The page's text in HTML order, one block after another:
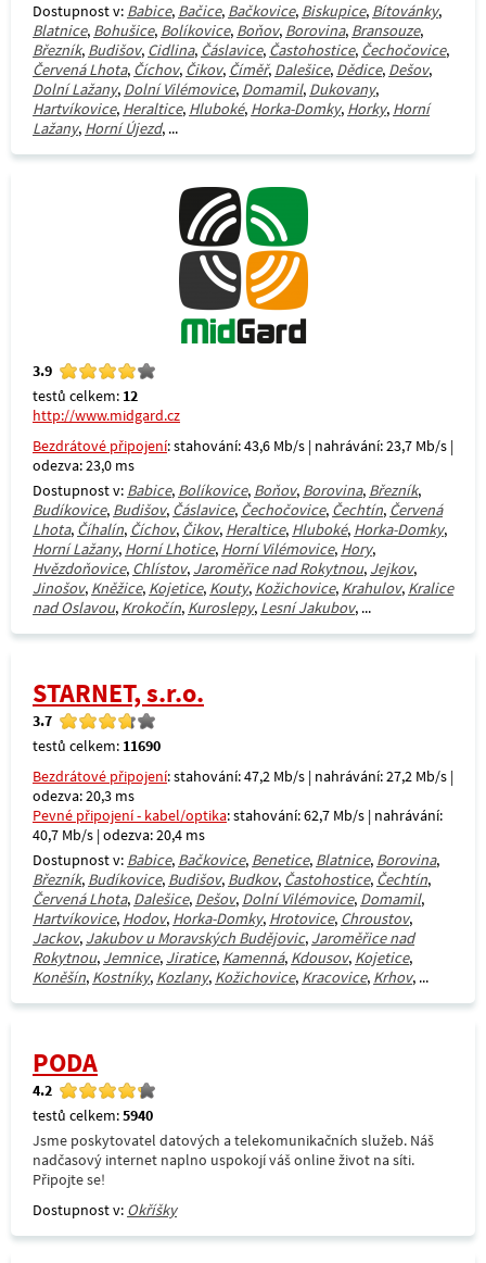
Dostupnost v: Babice, Bačice, Bačkovice, Biskupice, Bítovánky,
Blatnice, Bohušice, Bolíkovice, Boňov, Borovina, Bransouze,
Březník, Budišov, Cidlina, Čáslavice, Častohostice, Čechočovice,
Červená Lhota, Číchov, Čikov, Číměř, Dalešice, Dědice, Dešov,
Dolní Lažany, Dolní Vilémovice, Domamil, Dukovany,
Hartvíkovice, Heraltice, Hluboké, Horka-Domky, Horky, Horní
Lažany, Horní Újezd, ...
3.9
testů celkem: 12
http://www.midgard.cz
Bezdrátové připojení: stahování: 43,6 Mb/s | nahrávání: 23,7 Mb/s |
odezva: 23,0 ms
Dostupnost v: Babice, Bolíkovice, Boňov, Borovina, Březník,
Budíkovice, Budišov, Čáslavice, Čechočovice, Čechtín, Červená
Lhota, Číhalín, Číchov, Čikov, Heraltice, Hluboké, Horka-Domky,
Horní Lažany, Horní Lhotice, Horní Vilémovice, Hory,
Hvězdoňovice, Chlístov, Jaroměřice nad Rokytnou, Jejkov,
Jinošov, Kněžice, Kojetice, Kouty, Kožichovice, Krahulov, Kralice
nad Oslavou, Krokočín, Kuroslepy, Lesní Jakubov, ...
STARNET, s.r.o.
3.7
testů celkem: 11690
Bezdrátové připojení: stahování: 47,2 Mb/s | nahrávání: 27,2 Mb/s |
odezva: 20,3 ms
Pevné připojení - kabel/optika: stahování: 62,7 Mb/s | nahrávání:
40,7 Mb/s | odezva: 20,4 ms
Dostupnost v: Babice, Bačkovice, Benetice, Blatnice, Borovina,
Březník, Budíkovice, Budišov, Budkov, Častohostice, Čechtín,
Červená Lhota, Dalešice, Dešov, Dolní Vilémovice, Domamil,
Hartvíkovice, Hodov, Horka-Domky, Hrotovice, Chroustov,
Jackov, Jakubov u Moravských Budějovic, Jaroměřice nad
Rokytnou, Jemnice, Jiratice, Kamenná, Kdousov, Kojetice,
Koněšín, Kostníky, Kozlany, Kožichovice, Kracovice, Krhov, ...
PODA
4.2
testů celkem:5940
Jsme poskytovatel datových a telekomunikačních služeb. Náš
nadčasový internet naplno uspokojí váš online život na síti.
Připojte se!
Dostupnost v: Okříšky